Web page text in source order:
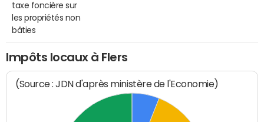
taxe foncière sur
les propriétés non
bâties
Impôts locaux à Flers
(Source : JDN d'après ministère de l'Economie)